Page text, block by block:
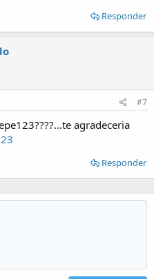
Responder
#7
agradeceria
Responder